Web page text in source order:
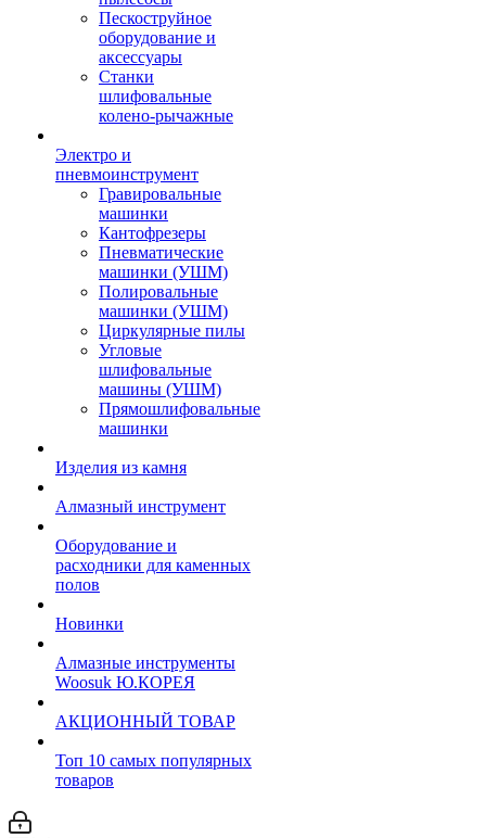
Пескоструйное
оборудование и
аксессуары
Станки
шлифовальные
колено-рычажные
Электро и
пневмоинструмент
Гравировальные
машинки
Кантофрезеры
Пневматические
машинки (УШМ)
Полировальные
машинки (УШМ)
Циркулярные пилы
Угловые
шлифовальные
машины (УШМ)
Прямошлифовальные
машинки
Изделия из камня
Алмазный инструмент
Оборудование и
расходники для каменных
полов
Новинки
Алмазные инструменты
Woosuk Ю.КОРЕЯ
АКЦИОННЫЙ ТОВАР
Топ 10 самых популярных
товаров